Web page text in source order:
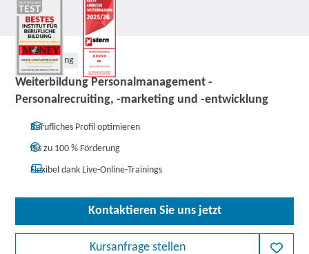
Weiterbildung
Weiterbildung Personalmanagement -
Personalrecruiting, -marketing und -entwicklung
Berufliches Profil optimieren
Bis zu 100 % Förderung
Flexibel dank Live-Online-Trainings
Kontaktieren Sie uns jetzt
Kursanfrage stellen